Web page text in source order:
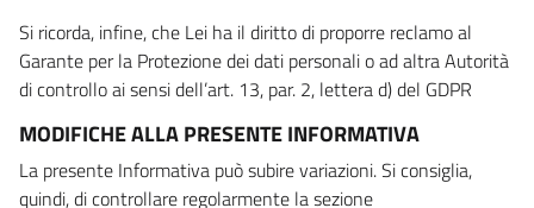
Si ricorda, infine, che Lei ha il diritto di proporre reclamo al
Garante per la Protezione dei dati personali o ad altra Autorità
di controllo ai sensi dell’art. 13, par. 2, lettera d) del GDPR
MODIFICHE ALLA PRESENTE INFORMATIVA
La presente Informativa può subire variazioni. Si consiglia,
quindi, di controllare regolarmente la sezione